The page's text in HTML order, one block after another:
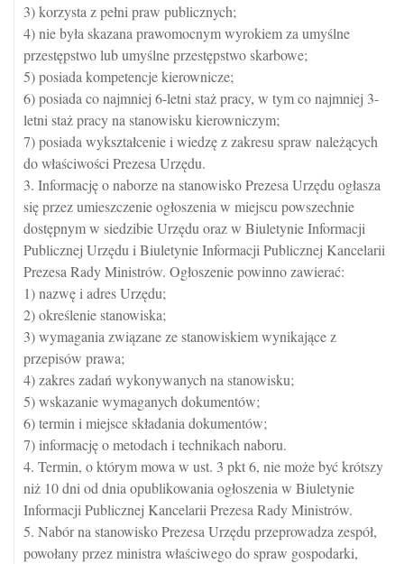
3) korzysta z pełni praw publicznych;
4) nie była skazana prawomocnym wyrokiem za umyślne
przestępstwo lub umyślne przestępstwo skarbowe;
5) posiada kompetencje kierownicze;
6) posiada co najmniej 6-letni staż pracy, w tym co najmniej 3-
letni staż pracy na stanowisku kierowniczym;
7) posiada wykształcenie i wiedzę z zakresu spraw należących
do właściwości Prezesa Urzędu.
3. Informację o naborze na stanowisko Prezesa Urzędu ogłasza
się przez umieszczenie ogłoszenia w miejscu powszechnie
dostępnym w siedzibie Urzędu oraz w Biuletynie Informacji
Publicznej Urzędu i Biuletynie Informacji Publicznej Kancelarii
Prezesa Rady Ministrów. Ogłoszenie powinno zawierać:
1) nazwę i adres Urzędu;
2) określenie stanowiska;
3) wymagania związane ze stanowiskiem wynikające z
przepisów prawa;
4) zakres zadań wykonywanych na stanowisku;
5) wskazanie wymaganych dokumentów;
6) termin i miejsce składania dokumentów;
7) informację o metodach i technikach naboru.
4. Termin, o którym mowa w ust. 3 pkt 6, nie może być krótszy
niż 10 dni od dnia opublikowania ogłoszenia w Biuletynie
Informacji Publicznej Kancelarii Prezesa Rady Ministrów.
5. Nabór na stanowisko Prezesa Urzędu przeprowadza zespół,
powołany przez ministra właściwego do spraw gospodarki,